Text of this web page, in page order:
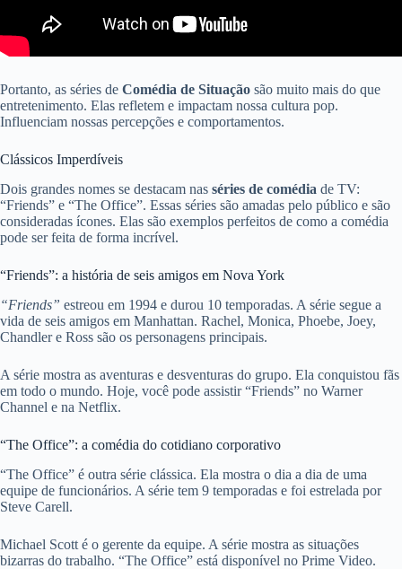
Portanto, as séries de Comédia de Situação são muito mais do que
entretenimento. Elas refletem e impactam nossa cultura pop.
Influenciam nossas percepções e comportamentos.
Clássicos Imperdíveis
Dois grandes nomes se destacam nas séries de comédia de TV:
“Friends” e “The Office”. Essas séries são amadas pelo público e são
consideradas ícones. Elas são exemplos perfeitos de como a comédia
pode ser feita de forma incrível.
“Friends”: a história de seis amigos em Nova York
“Friends” estreou em 1994 e durou 10 temporadas. A série segue a
vida de seis amigos em Manhattan. Rachel, Monica, Phoebe, Joey,
Chandler e Ross são os personagens principais.
A série mostra as aventuras e desventuras do grupo. Ela conquistou fãs
em todo o mundo. Hoje, você pode assistir “Friends” no Warner
Channel e na Netflix.
“The Office”: a comédia do cotidiano corporativo
“The Office” é outra série clássica. Ela mostra o dia a dia de uma
equipe de funcionários. A série tem 9 temporadas e foi estrelada por
Steve Carell.
Michael Scott é o gerente da equipe. A série mostra as situações
bizarras do trabalho. “The Office” está disponível no Prime Video.